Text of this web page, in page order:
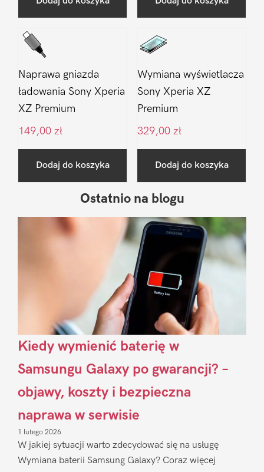
Naprawa gniazda
ładowania Sony Xperia
XZ Premium
149,00 zł
Dodaj do koszyka
Wymiana wyświetlacza
Sony Xperia XZ
Premium
329,00 zł
Dodaj do koszyka
Sidebar
Ostatnio na blogu
Kiedy wymienić baterię w
Samsungu Galaxy po gwarancji? –
objawy, koszty i bezpieczna
naprawa w serwisie
1 lutego 2026
W jakiej sytuacji warto zdecydować się na usługę
Wymiana baterii Samsung Galaxy? Coraz więcej